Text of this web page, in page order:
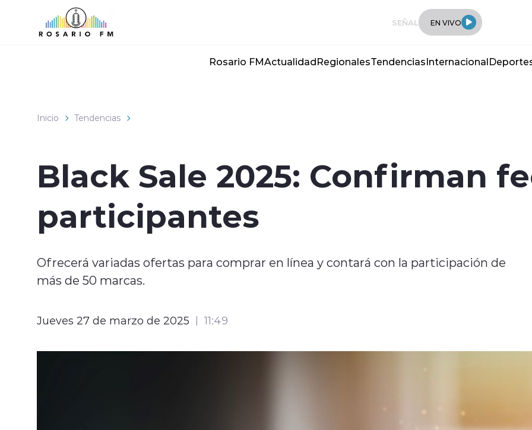
Click acá para ir directamente al contenido
SEÑAL EN VIVO
Rosario FMActualidadRegionalesTendenciasInternacional
Inicio Tendencias
Black Sale 2025: Confirman
participantes
Ofrecerá variadas ofertas para comprar en línea y contará con la participación de
más de 50 marcas.
Jueves 27 de marzo de 2025 11:49